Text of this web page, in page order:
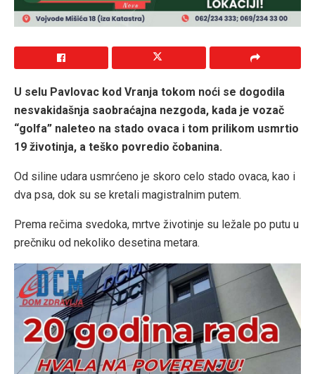
U selu Pavlovac kod Vranja tokom noći se dogodila
nesvakidašnja saobraćajna nezgoda, kada je vozač
“golfa” naleteo na stado ovaca i tom prilikom usmrtio
19 životinja, a teško povredio čobanina.
Od siline udara usmrćeno je skoro celo stado ovaca, kao i
dva psa, dok su se kretali magistralnim putem.
Prema rečima svedoka, mrtve životinje su ležale po putu u
prečniku od nekoliko desetina metara.